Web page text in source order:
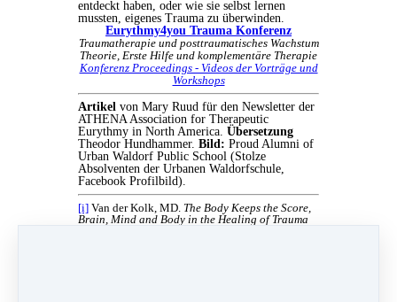
entdeckt haben, oder wie sie selbst lernen
mussten, eigenes Trauma zu überwinden.
Eurythmy4you Trauma Konferenz
Traumatherapie und posttraumatisches Wachstum
Theorie, Erste Hilfe und komplementäre Therapie
Konferenz Proceedings - Videos der Vorträge und
Workshops
Artikel von Mary Ruud für den Newsletter der
ATHENA Association for Therapeutic
Eurythmy in North America. Übersetzung
Theodor Hundhammer. Bild: Proud Alumni of
Urban Waldorf Public School (Stolze
Absolventen der Urbanen Waldorfschule,
Facebook Profilbild).
[i] Van der Kolk, MD. The Body Keeps the Score,
Brain, Mind and Body in the Healing of Trauma